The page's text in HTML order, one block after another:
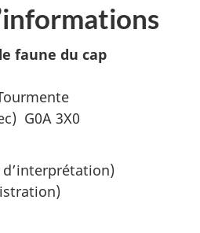
faune du cap
G0A 3X0
d’interprétation)